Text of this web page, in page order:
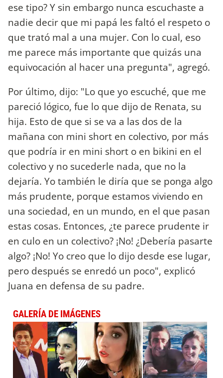
ese tipo? Y sin embargo nunca escuchaste a
nadie decir que mi papá les faltó el respeto o
que trató mal a una mujer. Con lo cual, eso
me parece más importante que quizás una
equivocación al hacer una pregunta", agregó.
Por último, dijo: "Lo que yo escuché, que me
pareció lógico, fue lo que dijo de Renata, su
hija. Esto de que si se va a las dos de la
mañana con mini short en colectivo, por más
que podría ir en mini short o en bikini en el
colectivo y no sucederle nada, que no la
dejaría. Yo también le diría que se ponga algo
más prudente, porque estamos viviendo en
una sociedad, en un mundo, en el que pasan
estas cosas. Entonces, ¿te parece prudente ir
en culo en un colectivo? ¡No! ¿Debería pasarte
algo? ¡No! Yo creo que lo dijo desde ese lugar,
pero después se enredó un poco", explicó
Juana en defensa de su padre.
GALERÍA DE IMÁGENES